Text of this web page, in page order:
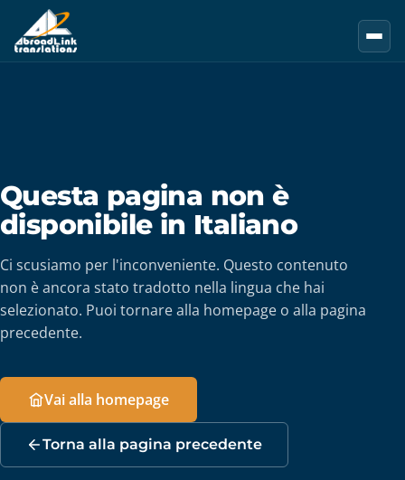
Vai al contenuto principale
Questa pagina non è
disponibile in Italiano
Ci scusiamo per l'inconveniente. Questo contenuto
non è ancora stato tradotto nella lingua che hai
selezionato. Puoi tornare alla homepage o alla pagina
precedente.
Vai alla homepage
Torna alla pagina precedente